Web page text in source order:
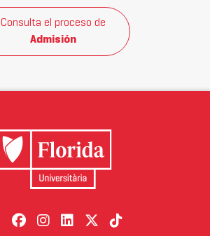
Consulta el proceso de
Admisión